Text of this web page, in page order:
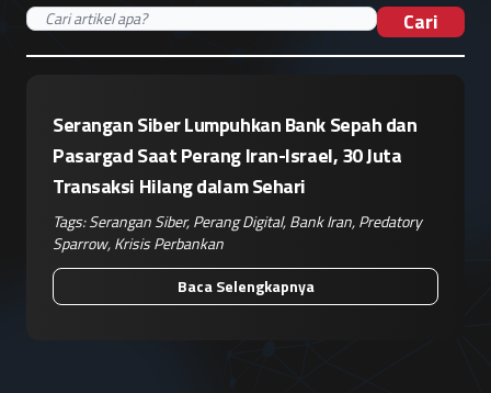
Cari
Serangan Siber Lumpuhkan Bank Sepah dan
Pasargad Saat Perang Iran-Israel, 30 Juta
Transaksi Hilang dalam Sehari
Tags:Serangan Siber,Perang Digital,Bank Iran,Predatory
Sparrow,Krisis Perbankan
Baca Selengkapnya